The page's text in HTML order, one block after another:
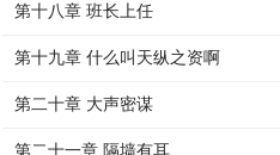
第十八章 班长上任
第十九章 什么叫天纵之资啊
第二十章 大声密谋
第二十一章 隔墙有耳